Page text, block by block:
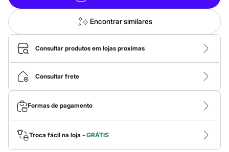
Novidades
Roupas
Blusas e Camisetas
Básicos
Calças
Casacos e Jaquetas
Jeans
Macacões
Saias
Shorts e Bermudas
Vestidos
Acessórios
Bolsas
Bonés e Chapéus
Bijoux
Cintos
Encontrar similares
Consultar produtos em lojas proximas
Consultar frete
Formas de pagamento
Troca fácil na loja - GRÁTIS